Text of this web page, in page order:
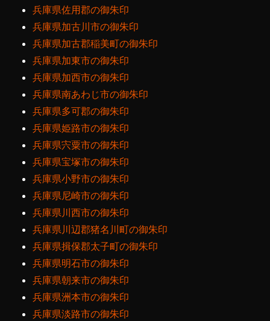
兵庫県佐用郡の御朱印
兵庫県加古川市の御朱印
兵庫県加古郡稲美町の御朱印
兵庫県加東市の御朱印
兵庫県加西市の御朱印
兵庫県南あわじ市の御朱印
兵庫県多可郡の御朱印
兵庫県姫路市の御朱印
兵庫県宍粟市の御朱印
兵庫県宝塚市の御朱印
兵庫県小野市の御朱印
兵庫県尼崎市の御朱印
兵庫県川西市の御朱印
兵庫県川辺郡猪名川町の御朱印
兵庫県揖保郡太子町の御朱印
兵庫県明石市の御朱印
兵庫県朝来市の御朱印
兵庫県洲本市の御朱印
兵庫県淡路市の御朱印